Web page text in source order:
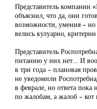
Представитель компании
объяснил, что да, они
возможности, умения –
велись кулуарно,
Представитель
питанию у них нет… И
в три года – плановая
не уведомили
в феврале, но ответа пока
по жалобам, а жалоб – кот